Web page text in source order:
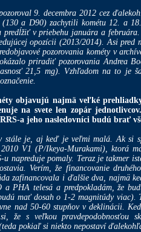
9. decembra 2012 cez
a D90) zachytili kométu 12. a
predĺžiť v priebehu januára a
opozícii (2013/2014). Asi pred
pozorovania kométy v
priradiť pozorovania Andrea
21,5 mg). Vzhľadom na to je
objavujú najmä veľké
na svete len zopár
a jeho nasledovníci budú brať
stále je, aj keď je veľmi malá. Ak si
V1 (P/Ikeya-Murakami), ktorá
u napreduje pomaly. Teraz je takmer
Verím, že financovanie
zafinancovala i ďalšie dva, najmä
a PHA telesá a predpokladám, že
mať dosah o 1-2 magnitúdy viac).
nad 50-60 stupňov v deklinácii.
že s veľkou pravdepodobnosťou
pokiaľ si niekto nepostaví